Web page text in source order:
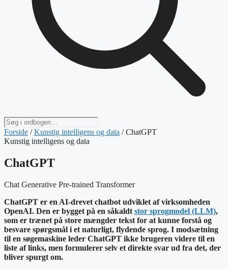
Søg
i
ordbogen
Forside / Kunstig intelligens og data / ChatGPT
Kunstig intelligens og data
ChatGPT
Chat Generative Pre-trained Transformer
ChatGPT er en AI-drevet chatbot udviklet af virksomheden
OpenAI. Den er bygget på en såkaldt stor sprogmodel (LLM),
som er trænet på store mængder tekst for at kunne forstå og
besvare spørgsmål i et naturligt, flydende sprog. I modsætning
til en søgemaskine leder ChatGPT ikke brugeren videre til en
liste af links, men formulerer selv et direkte svar ud fra det, der
bliver spurgt om.